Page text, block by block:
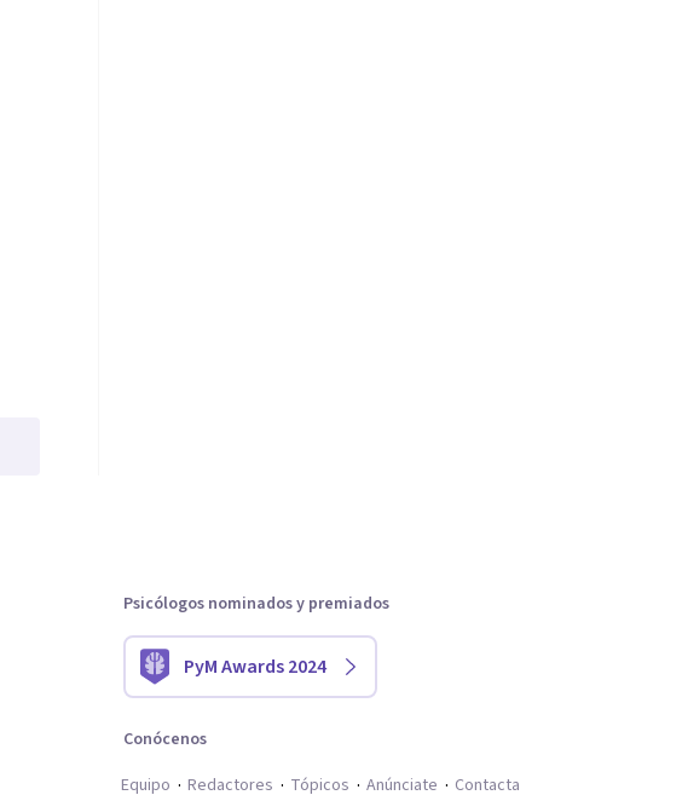
Psicólogos nominados y premiados
PyM Awards 2024
Conócenos
Equipo
Redactores Tópicos Anúnciate Contacta